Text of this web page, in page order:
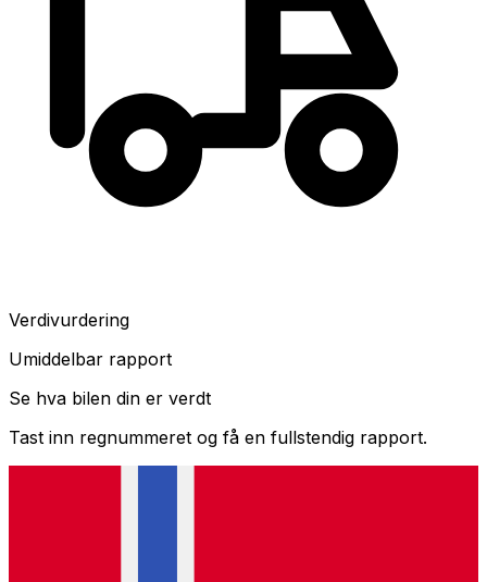
Verdivurdering
Umiddelbar rapport
Se hva bilen din er verdt
Tast inn regnummeret og få en fullstendig rapport.